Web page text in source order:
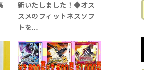
新いたしました！◆オス
スメのフィットネスソフ
トを…